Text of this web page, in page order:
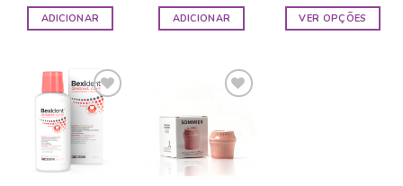
ADICIONAR
ADICIONAR
VER OPÇÕES
ADICIONAR
A LISTA DE
DESEJOS
ADICIONAR
A LISTA DE
DESEJOS